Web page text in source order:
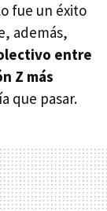
fue un éxito
además,
entre
Z más
que pasar.